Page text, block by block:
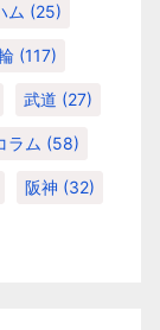
ム (25)
(117)
武道 (27)
ラム (58)
阪神 (32)